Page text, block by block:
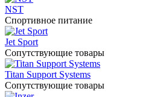
NST
Спортивное питание
Jet Sport
Сопутствующие товары
Titan Support Systems
Сопутствующие товары